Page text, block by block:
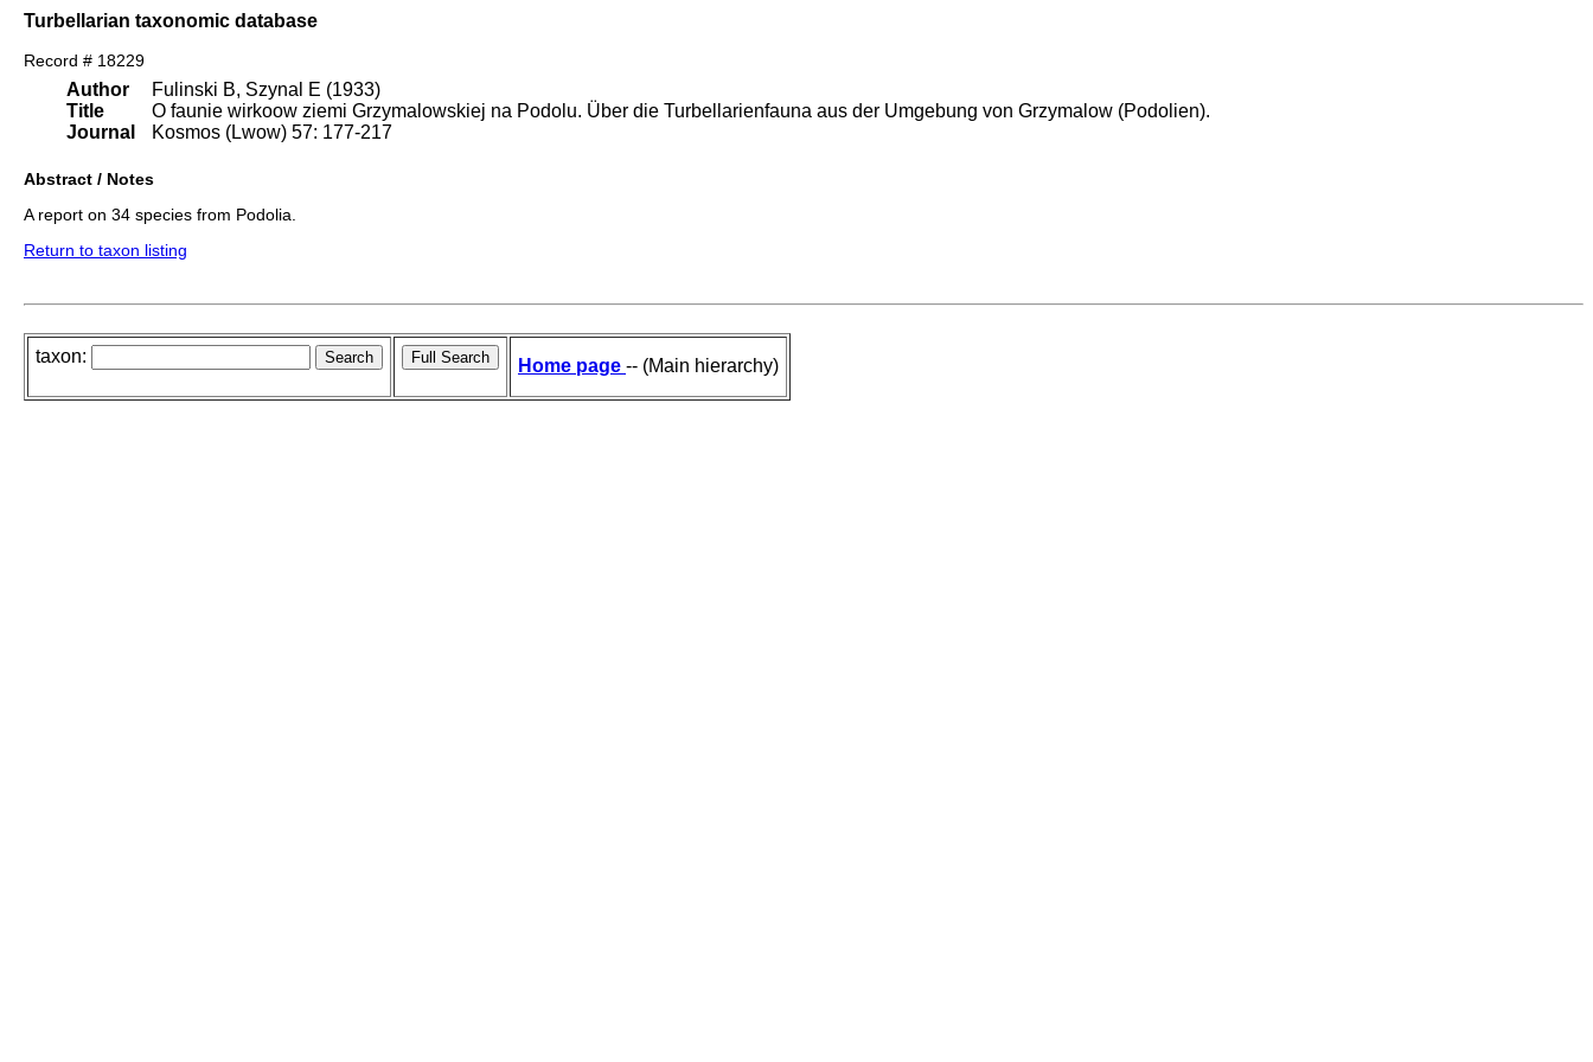
Turbellarian taxonomic database
Record # 18229
Author
Title
Journal
Fulinski B, Szynal E (1933)
O faunie wirkoow ziemi Grzymalowskiej na Podolu. Über die Turbellarienfauna aus der Umgebung von Grzymalow (Podolien).
Kosmos (Lwow) 57: 177-217
Abstract / Notes
A report on 34 species from Podolia.
Return to taxon listing
taxon: Home page -- (Main hierarchy)